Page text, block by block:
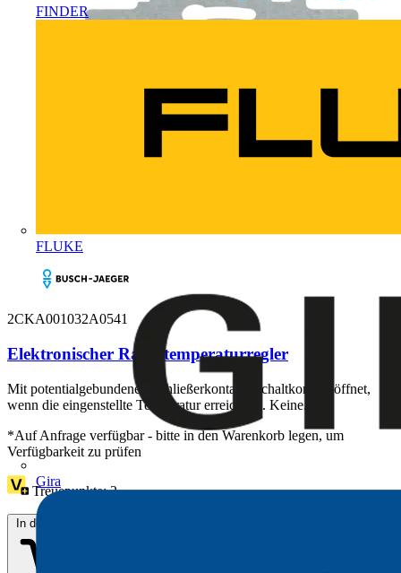
FINDER
FLUKE
Gira
2CKA001032A0541
Elektronischer Raumtemperaturregler
Mit potentialgebundenen Schließerkontakt. Schaltkontakt öffnet,
wenn die eingenstellte Temperatur erreicht ist. Keine...
*Auf Anfrage verfügbar - bitte in den Warenkorb legen, um
Verfügbarkeit zu prüfen
Treuepunkte:2
In den Warenkorb